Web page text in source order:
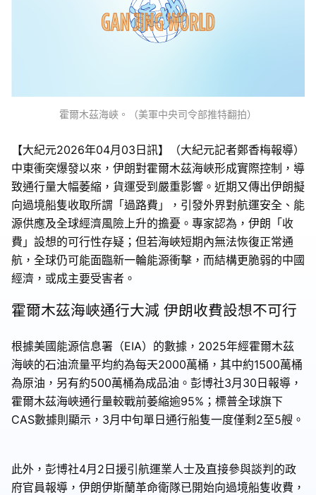
霍爾木茲海峽。（美軍中央司令部推特翻拍）
【大紀元2026年04月03日訊】（大紀元記者鄭香梅報導）
中東衝突爆發以來，伊朗對霍爾木茲海峽形成實際控制，導
致通行量大幅萎縮，貨運受到嚴重影響。近期又傳出伊朗擬
向過境船隻收取所謂「過路費」，引發外界對航運安全、能
源供應及全球經濟風險上升的擔憂。專家認為，伊朗「收
費」設想的可行性存疑；但若海峽短期內無法恢復正常通
航，全球仍可能面臨新一輪能源衝擊，而結構更脆弱的中國
經濟，或成主要受害者。
霍爾木茲海峽通行大減 伊朗收費設想不可行
根據美國能源信息署（EIA）的數據，2025年經霍爾木茲
海峽的石油流量平均約為每天2000萬桶，其中約1500萬桶
為原油，另有約500萬桶為成品油。彭博社3月30日報導，
霍爾木茲海峽通行量較戰前萎縮逾95%；標普全球旗下
CAS數據則顯示，3月中旬單日通行船隻一度僅剩2至5艘。
此外，彭博社4月2日援引航運業人士及直接參與談判的政
府官員報導，伊朗伊斯蘭革命衛隊已開始向過境船隻收費，